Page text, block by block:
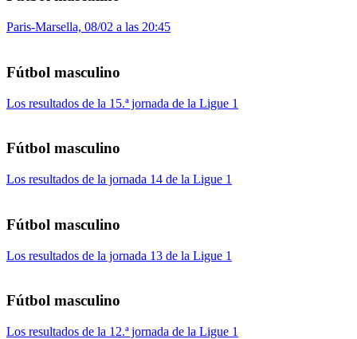
Paris-Marsella, 08/02 a las 20:45
Fútbol masculino
Los resultados de la 15.ª jornada de la Ligue 1
Fútbol masculino
Los resultados de la jornada 14 de la Ligue 1
Fútbol masculino
Los resultados de la jornada 13 de la Ligue 1
Fútbol masculino
Los resultados de la 12.ª jornada de la Ligue 1